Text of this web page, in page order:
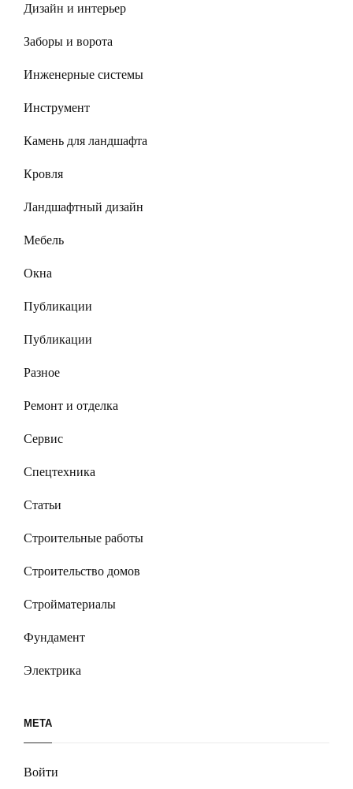
Дизайн и интерьер
Заборы и ворота
Инженерные системы
Инструмент
Камень для ландшафта
Кровля
Ландшафтный дизайн
Мебель
Окна
Публикации
Публикации
Разное
Ремонт и отделка
Сервис
Спецтехника
Статьи
Строительные работы
Строительство домов
Стройматериалы
Фундамент
Электрика
МЕТА
Войти